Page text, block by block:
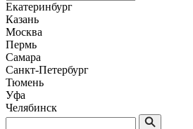
Екатеринбург
Казань
Москва
Пермь
Самара
Санкт-Петербург
Тюмень
Уфа
Челябинск